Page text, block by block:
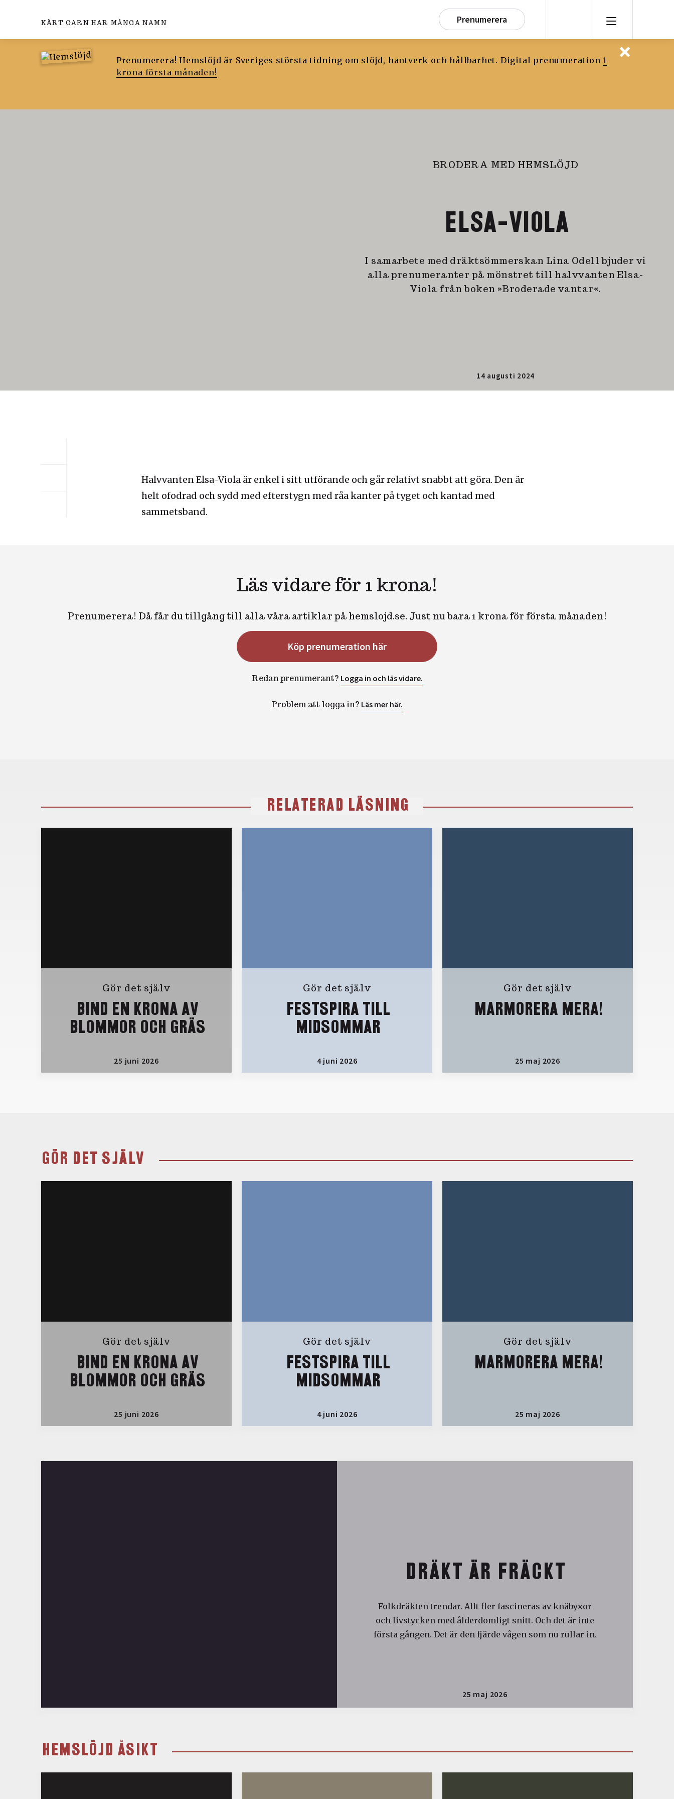
KÄRT GARN HAR MÅNGA NAMN Prenumerera
Prenumerera! Hemslöjd är Sveriges största tidning om slöjd, hantverk och hållbarhet. Digital prenumeration1
krona första månaden!
BRODERA MED HEMSLÖJD
ELSA-VIOLA
I samarbete med dräktsömmerskan Lina Odell bjuder vi
alla prenumeranter på mönstret till halvvanten Elsa-
Viola från boken »Broderade vantar«.
14 augusti 2024
Halvvanten Elsa-Viola är enkel i sitt utförande och går relativt snabbt att göra. Den är
helt ofodrad och sydd med efterstygn med råa kanter på tyget och kantad med
sammetsband.
Läs vidare för 1 krona!
Prenumerera! Då får du tillgång till alla våra artiklar på hemslojd.se. Just nu bara 1 krona för första månaden!
Köp prenumeration här
Redan prenumerant? Logga in och läs vidare.
Problem att logga in? Läs mer här.
RELATERAD LÄSNING
Gör det själv
BIND EN KRONA AV
BLOMMOR OCH GRÄS
25 juni 2026
Gör det själv
FESTSPIRA TILL
MIDSOMMAR
4 juni 2026
Gör det själv
MARMORERA MERA!
25 maj 2026
GÖR DET SJÄLV
Gör det själv
BIND EN KRONA AV
BLOMMOR OCH GRÄS
25 juni 2026
Gör det själv
FESTSPIRA TILL
MIDSOMMAR
4 juni 2026
Gör det själv
MARMORERA MERA!
25 maj 2026
DRÄKT ÄR FRÄCKT
Folkdräkten trendar. Allt fler fascineras av knäbyxor
och livstycken med ålderdomligt snitt. Och det är inte
första gången. Det är den fjärde vågen som nu rullar in.
25 maj 2026
HEMSLÖJD ÅSIKT